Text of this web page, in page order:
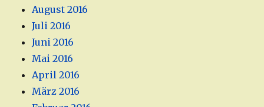
August 2016
Juli 2016
Juni 2016
Mai 2016
April 2016
März 2016